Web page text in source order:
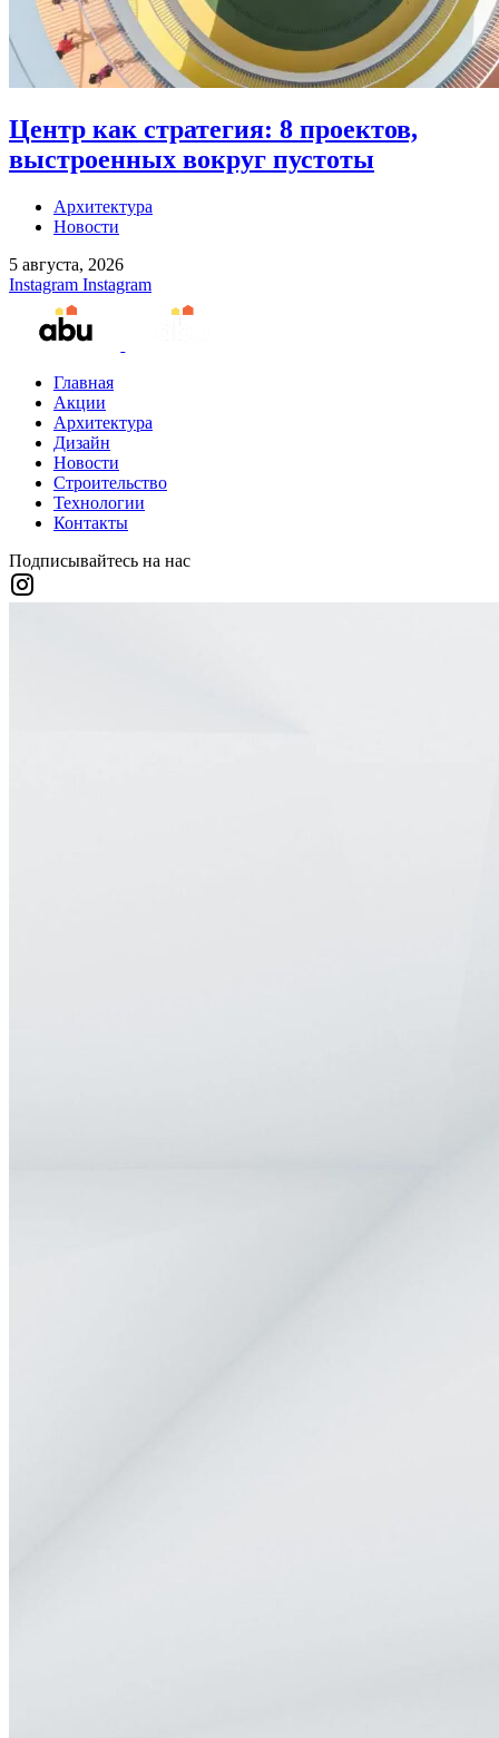
Центр как стратегия: 8 проектов,
выстроенных вокруг пустоты
Архитектура
Новости
5 августа, 2026
Instagram Instagram
Главная
Акции
Архитектура
Дизайн
Новости
Строительство
Технологии
Контакты
Подписывайтесь на нас